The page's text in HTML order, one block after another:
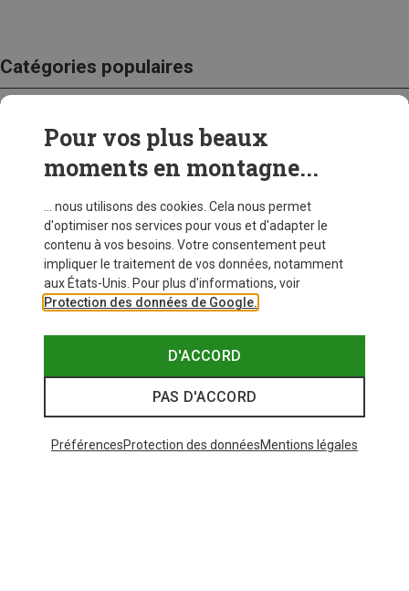
Catégories populaires
CRAMPONS
Pour vos plus beaux
moments en montagne...
... nous utilisons des cookies. Cela nous permet
d'optimiser nos services pour vous et d'adapter le
contenu à vos besoins. Votre consentement peut
impliquer le traitement de vos données, notamment
aux États-Unis. Pour plus d'informations, voir
Protection des données de Google.
D'ACCORD
PAS D'ACCORD
PréférencesProtection des donnéesMentions légales